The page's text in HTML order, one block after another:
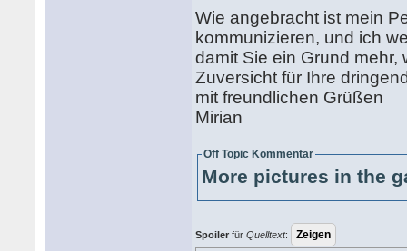
Wie angebracht ist mein
kommunizieren, und ich
damit Sie ein Grund
Zuversicht für Ihre
mit freundlichen Grüßen
Mirian
Off Topic Kommentar
More pictures in the
Spoiler fürQuelltext: